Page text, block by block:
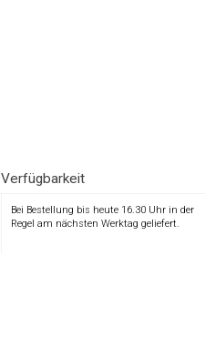
Verfügbarkeit
Bei Bestellung bis heute 16.30 Uhr in der
Regel am nächsten Werktag geliefert.